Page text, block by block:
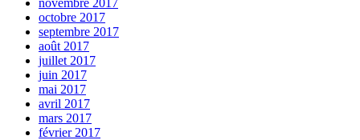
octobre 2017
septembre 2017
août 2017
juillet 2017
juin 2017
mai 2017
avril 2017
mars 2017
février 2017